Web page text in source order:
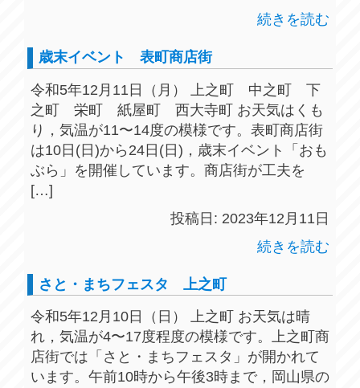
続きを読む
歳末イベント 表町商店街
令和5年12月11日（月） 上之町 中之町 下
之町 栄町 紙屋町 西大寺町 お天気はくも
り，気温が11〜14度の模様です。表町商店街
は10日(日)から24日(日)，歳末イベント「おも
ぶら」を開催しています。商店街が工夫を
[…]
投稿日: 2023年12月11日
続きを読む
さと・まちフェスタ 上之町
令和5年12月10日（日） 上之町 お天気は晴
れ，気温が4〜17度程度の模様です。上之町商
店街では「さと・まちフェスタ」が開かれて
います。午前10時から午後3時まで，岡山県の